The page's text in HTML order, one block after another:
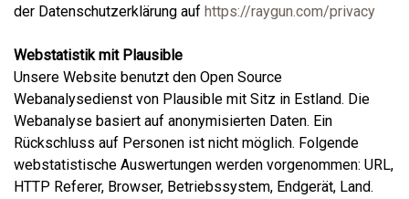
der Datenschutzerklärung auf https://raygun.com/privacy
Webstatistik mit Plausible
Unsere Website benutzt den Open Source
Webanalysedienst von Plausible mit Sitz in Estland. Die
Webanalyse basiert auf anonymisierten Daten. Ein
Rückschluss auf Personen ist nicht möglich. Folgende
webstatistische Auswertungen werden vorgenommen: URL,
HTTP Referer, Browser, Betriebssystem, Endgerät, Land.